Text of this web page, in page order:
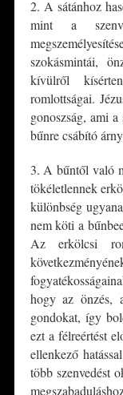
2. A sátánhoz
mint a
szokásmintái,
kívülről
romlottságai.
gonoszság, ami
bűnre csábító
3. A bűntől való
tökéletlennek
különbség
nem köti a
Az erkölcsi
hogy az önzés,
gondokat, így
ezt a félreértést
ellenkező
több szenvedést